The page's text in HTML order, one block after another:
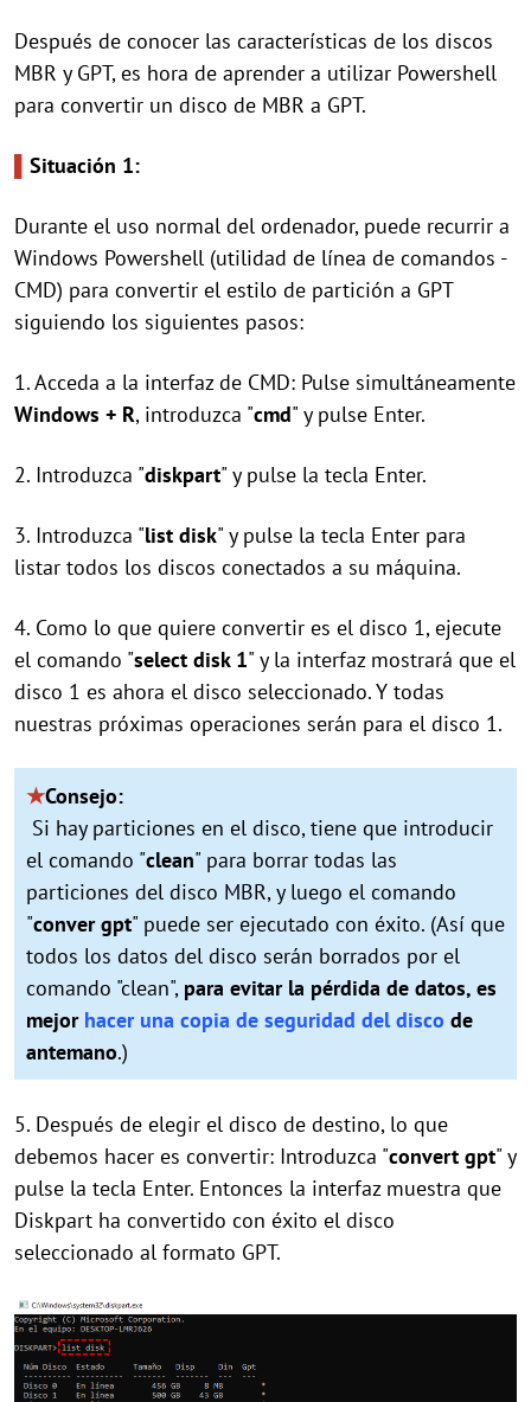
Después de conocer las características de los discos
MBR y GPT, es hora de aprender a utilizar Powershell
para convertir un disco de MBR a GPT.
Situación 1:
Durante el uso normal del ordenador, puede recurrir a
Windows Powershell (utilidad de línea de comandos -
CMD) para convertir el estilo de partición a GPT
siguiendo los siguientes pasos:
1. Acceda a la interfaz de CMD: Pulse simultáneamente
Windows + R, introduzca "cmd" y pulse Enter.
2. Introduzca "diskpart" y pulse la tecla Enter.
3. Introduzca "list disk" y pulse la tecla Enter para
listar todos los discos conectados a su máquina.
4. Como lo que quiere convertir es el disco 1, ejecute
el comando "select disk 1" y la interfaz mostrará que el
disco 1 es ahora el disco seleccionado. Y todas
nuestras próximas operaciones serán para el disco 1.
★Consejo:
Si hay particiones en el disco, tiene que introducir
el comando "clean" para borrar todas las
particiones del disco MBR, y luego el comando
"conver gpt" puede ser ejecutado con éxito. (Así que
todos los datos del disco serán borrados por el
comando "clean", para evitar la pérdida de datos, es
mejor hacer una copia de seguridad del disco de
antemano.)
5. Después de elegir el disco de destino, lo que
debemos hacer es convertir: Introduzca "convert gpt" y
pulse la tecla Enter. Entonces la interfaz muestra que
Diskpart ha convertido con éxito el disco
seleccionado al formato GPT.